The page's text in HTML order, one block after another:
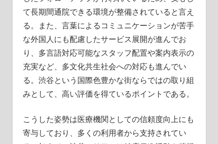
て長期間通院できる環境が整備されていると言え
る。また、言葉によるコミュニケーションが苦手
な外国人にも配慮したサービス展開が進んでお
り、多言語対応可能なスタッフ配置や案内表示の
充実など、多文化共生社会への対応も進んでい
る。渋谷という国際色豊かな街ならではの取り組
みとして、高い評価を得ているポイントである。
こうした姿勢は医療機関としての信頼度向上にも
寄与しており、多くの利用者から支持されてい